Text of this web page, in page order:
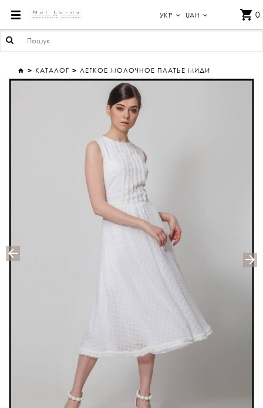
УКР UAH 0
КАТАЛОГ ЛЕГКОЕ МОЛОЧНОЕ ПЛАТЬЕ МИДИ
ЛЕГКОЕ МОЛОЧНОЕ ПЛАТЬЕ МИДИ